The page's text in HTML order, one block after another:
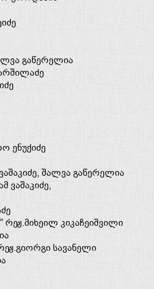
გაწერელია
ენუქიძე
შალვა გაწერელია
ვაშაკიძე,
კიკაჩეიშვილი
სავანელი